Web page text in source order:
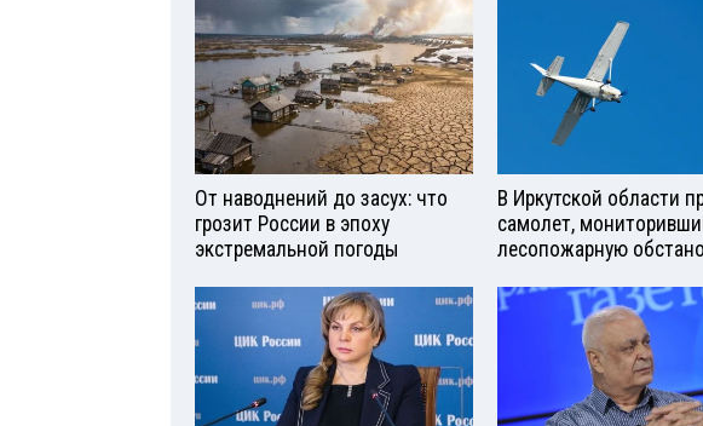
От наводнений до засух: что
грозит России в эпоху
экстремальной погоды
В Иркутской области
самолет,
лесопожарную